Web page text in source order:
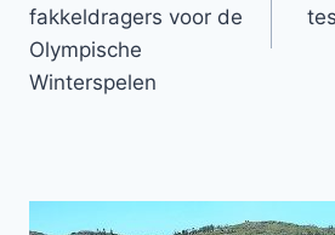
fakkeldragers voor de
Olympische
Winterspelen